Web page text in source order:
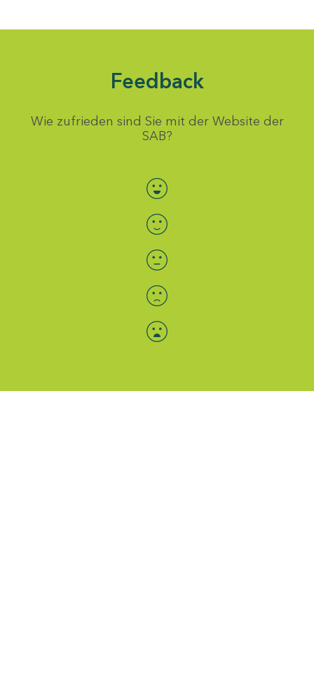
Feedback
Wie zufrieden sind Sie mit der Website der
SAB?
Bewertung auswählen